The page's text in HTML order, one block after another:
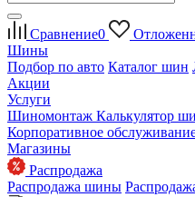
Сравнение0
Шины
Подбор по авто Каталог шин
Акции
Услуги
Шиномонтаж Калькулятор
Корпоративное
Магазины
Распродажа
Распродажа шины